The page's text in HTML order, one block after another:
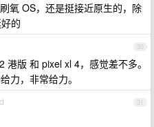
氧 OS，还是挺接近原生的，除
的
30
版 和 pixel xl 4，感觉差不多。
力，非常给力。
31